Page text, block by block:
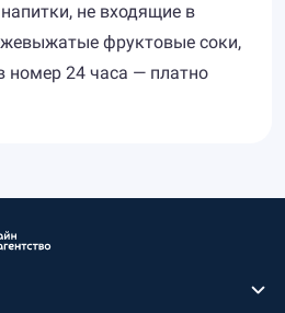
не входящие в
фруктовые соки,
номер 24 часа — платно